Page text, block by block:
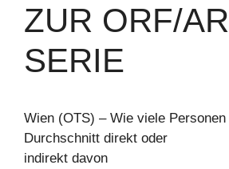
ZUR ORF/
SERIE
Wien (OTS) – Wie viele
Durchschnitt direkt oder
indirekt davon